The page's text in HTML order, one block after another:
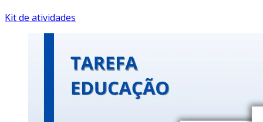
Kit de atividades